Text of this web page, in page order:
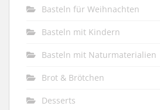
Basteln für Weihnachten
Basteln mit Kindern
Basteln mit Naturmaterialien
Brot & Brötchen
Desserts